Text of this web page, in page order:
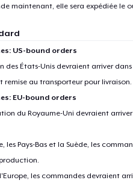
maintenant, elle sera expédiée le
US-bound orders
des États-Unis devraient arriver
au transporteur pour livraison.
EU-bound orders
du Royaume-Uni devraient arriver
les Pays-Bas et la Suède, les
les commandes devraient